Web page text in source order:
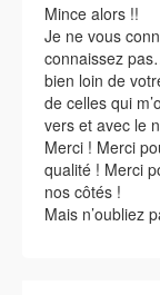
Mince alors !!
Je ne vous
connaissez
bien loin de
de celles qui
vers et avec le
Merci ! Merci
qualité ! Merci
nos côtés !
Mais n’oubliez